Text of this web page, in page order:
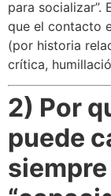
para socializar”.
que el contacto
(por historia
crítica,
2) Por
puede